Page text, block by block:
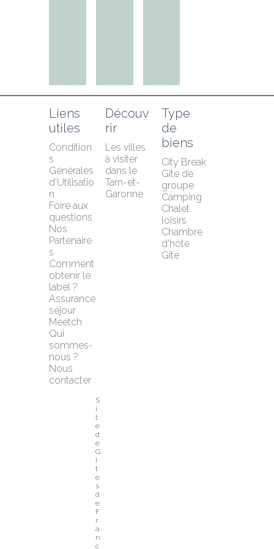
Liens
utiles
Condition
s
Générales
d'Utilisatio
n
Foire aux
questions
Nos
Partenaire
s
Comment
obtenir le
label ?
Assurance
séjour
Meetch
Qui
sommes-
nous ?
Nous
contacter
Découv
rir
Les villes
à visiter
dans le
Tarn-et-
Garonne
Type
de
biens
City Break
Gîte de
groupe
Camping
Chalet
loisirs
Chambre
d'hôte
Gîte
S
i
t
e
d
e
G
î
t
e
s
d
e
F
r
a
n
c